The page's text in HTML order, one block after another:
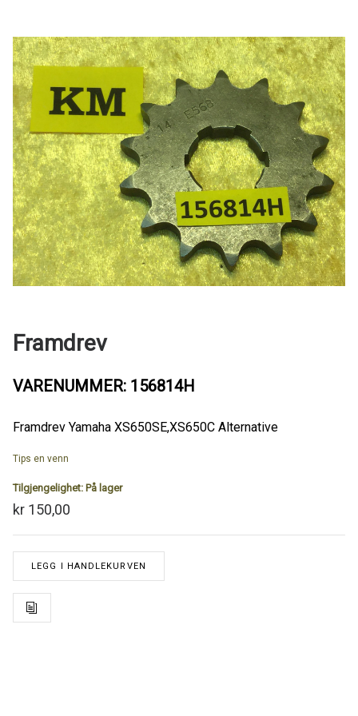
Framdrev
VARENUMMER: 156814H
Framdrev Yamaha XS650SE,XS650C Alternative
Tips en venn
Tilgjengelighet: På lager
kr 150,00
LEGG I HANDLEKURVEN